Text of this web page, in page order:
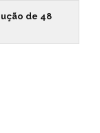
de 48